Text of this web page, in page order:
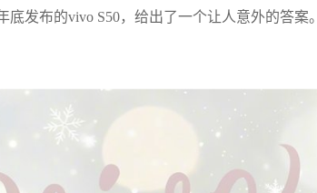
底发布的vivo S50，给出了一个让人意外的答案。